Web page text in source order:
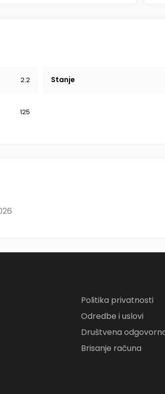
2.2 Stanje
125
Politika privatnosti
Odredbe i uslovi
Društvena
Brisanje računa